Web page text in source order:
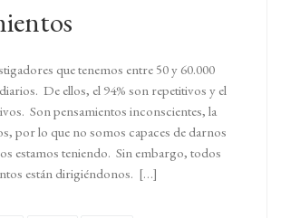
que tenemos entre 50 y 60.000
De ellos, el 94% son repetitivos y el
Son pensamientos inconscientes, la
por lo que no somos capaces de darnos
estamos teniendo. Sin embargo, todos
están dirigiéndonos. […]